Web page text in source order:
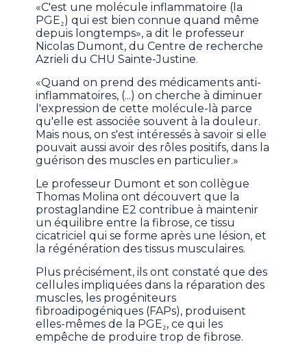
«C'est une molécule inflammatoire (la
PGE₂) qui est bien connue quand même
depuis longtemps», a dit le professeur
Nicolas Dumont, du Centre de recherche
Azrieli du CHU Sainte-Justine.
«Quand on prend des médicaments anti-
inflammatoires, (...) on cherche à diminuer
l'expression de cette molécule-là parce
qu'elle est associée souvent à la douleur.
Mais nous, on s'est intéressés à savoir si elle
pouvait aussi avoir des rôles positifs, dans la
guérison des muscles en particulier.»
Le professeur Dumont et son collègue
Thomas Molina ont découvert que la
prostaglandine E2 contribue à maintenir
un équilibre entre la fibrose, ce tissu
cicatriciel qui se forme après une lésion, et
la régénération des tissus musculaires.
Plus précisément, ils ont constaté que des
cellules impliquées dans la réparation des
muscles, les progéniteurs
fibroadipogéniques (FAPs), produisent
elles-mêmes de la PGE₂, ce qui les
empêche de produire trop de fibrose.